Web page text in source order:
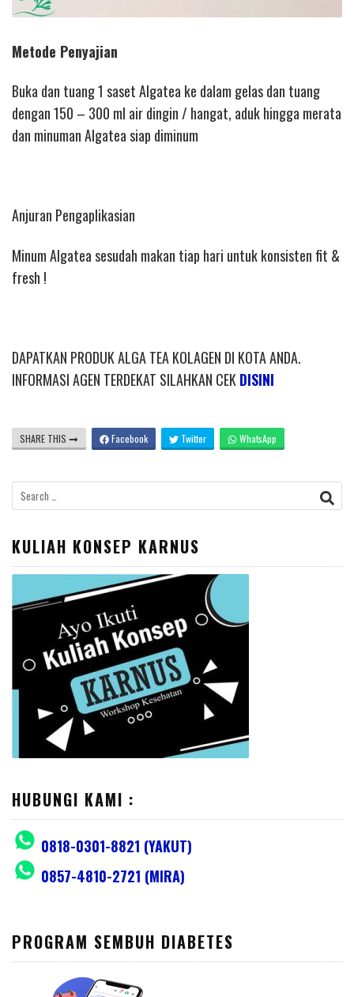
Metode Penyajian
Buka dan tuang 1 saset Algatea ke dalam gelas dan tuang
dengan 150 – 300 ml air dingin / hangat, aduk hingga merata
dan minuman Algatea siap diminum
Anjuran Pengaplikasian
Minum Algatea sesudah makan tiap hari untuk konsisten fit &
fresh !
DAPATKAN PRODUK ALGA TEA KOLAGEN DI KOTA ANDA.
INFORMASI AGEN TERDEKAT SILAHKAN CEK DISINI
SHARE THIS Facebook Twitter WhatsApp
Search
for:
KULIAH KONSEP KARNUS
HUBUNGI KAMI :
0818-0301-8821 (YAKUT)
0857-4810-2721 (MIRA)
PROGRAM SEMBUH DIABETES